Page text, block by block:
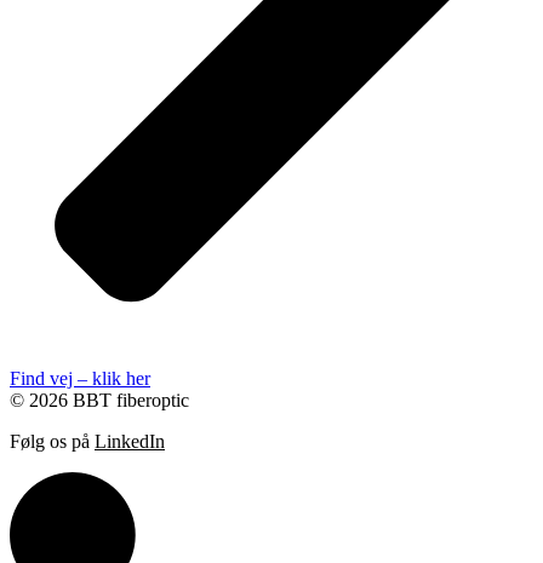
Find vej – klik her
© 2026 BBT fiberoptic
Følg os på LinkedIn